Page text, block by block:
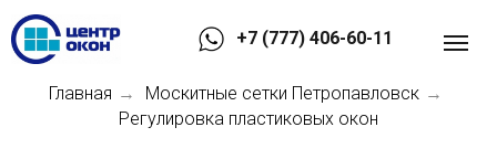
+7 (777) 406-60-11
Главная → Москитные сетки Петропавловск →
Регулировка пластиковых окон